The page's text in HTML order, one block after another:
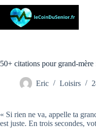
Passer
contenu
50+ citations pour grand-
Eric Loisirs
« Si rien ne va, appelle ta
est juste. En trois secondes,